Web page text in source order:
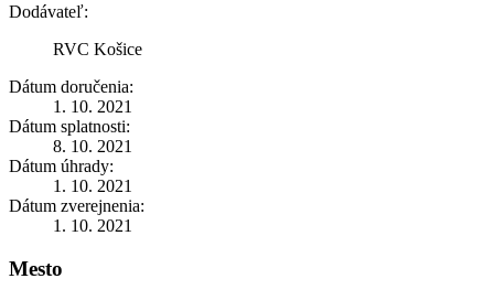
Dodávateľ:
RVC Košice
Dátum doručenia:
1. 10. 2021
Dátum splatnosti:
8. 10. 2021
Dátum úhrady:
1. 10. 2021
Dátum zverejnenia:
1. 10. 2021
Mesto